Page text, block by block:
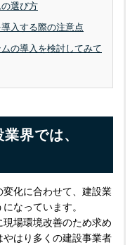
選び方
入する際の注意点
の導入を検討してみて
界では、
化に合わせて、建設業
なっています。
場環境改善のため求め
はり多くの建設事業者